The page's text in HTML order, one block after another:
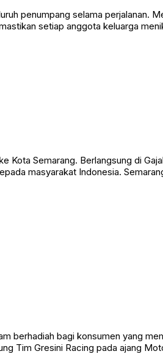
penumpang selama perjalanan.
setiap anggota keluarga
Kota Semarang. Berlangsung di
masyarakat Indonesia.
berhadiah bagi konsumen yang
Tim Gresini Racing pada ajang